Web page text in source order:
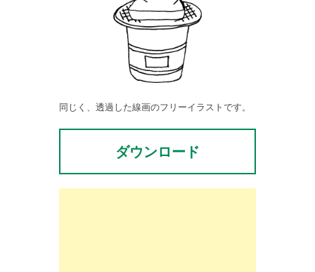
同じく、透過した線画のフリーイラストです。
ダウンロード